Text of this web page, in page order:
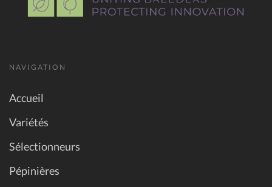
NAVIGATION
Accueil
Variétés
Sélectionneurs
Pépinières